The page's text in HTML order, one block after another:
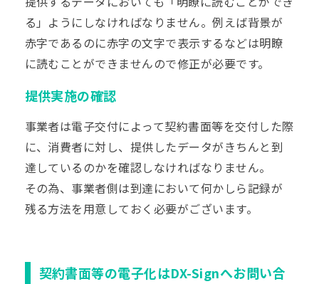
る」ようにしなければなりません。例えば背景が
赤字であるのに赤字の文字で表示するなどは明瞭
に読むことができませんので修正が必要です。
提供実施の確認
事業者は電子交付によって契約書面等を交付した際
に、消費者に対し、提供したデータがきちんと到
達しているのかを確認しなければなりません。
その為、事業者側は到達において何かしら記録が
残る方法を用意しておく必要がございます。
契約書面等の電子化はDX-Signへお問い合